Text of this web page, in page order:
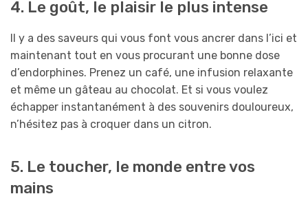
4. Le goût, le plaisir le plus intense
Il y a des saveurs qui vous font vous ancrer dans l’ici et
maintenant tout en vous procurant une bonne dose
d’endorphines. Prenez un café, une infusion relaxante
et même un gâteau au chocolat. Et si vous voulez
échapper instantanément à des souvenirs douloureux,
n’hésitez pas à croquer dans un citron.
5. Le toucher, le monde entre vos
mains